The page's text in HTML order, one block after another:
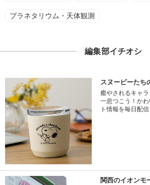
プラネタリウム・天体観測
編集部イチオシ
スヌーピーたち
癒やされるキャ
一息つこう！か
ト情報を毎日配信
関西のイオンモ